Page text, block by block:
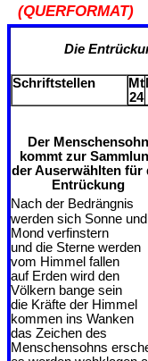
(QUERFORMAT)
Die
Schriftstellen
Mt
24
Der Menschensohn
kommt zur
der Auserwählten für
Entrückung
Nach der Bedrängnis
werden sich Sonne und
Mond verfinstern
und die Sterne werden
vom Himmel fallen
auf Erden wird den
Völkern bange sein
die Kräfte der Himmel
kommen ins Wanken
das Zeichen des
Menschensohns